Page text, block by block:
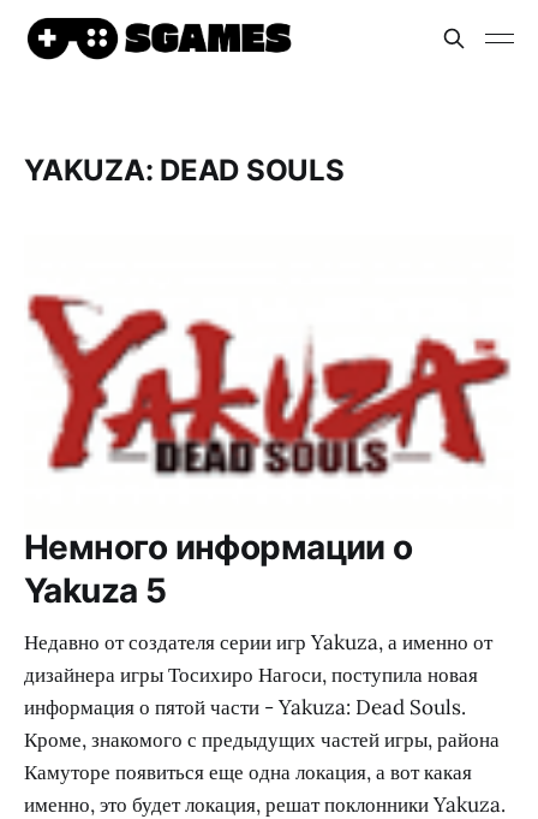
YAKUZA: DEAD SOULS
Немного информации о
Yakuza 5
Недавно от создателя серии игр Yakuza, а именно от
дизайнера игры Тосихиро Нагоси, поступила новая
информация о пятой части - Yakuza: Dead Souls.
Кроме, знакомого с предыдущих частей игры, района
Камуторе появиться еще одна локация, а вот какая
именно, это будет локация, решат поклонники Yakuza.